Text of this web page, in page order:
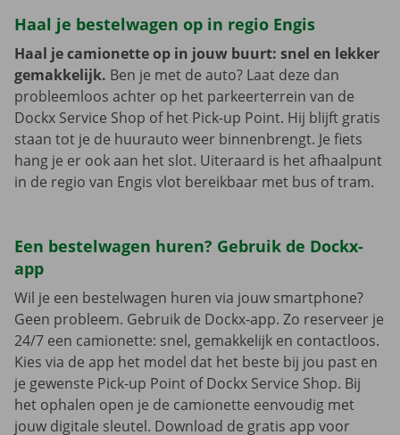
Haal je bestelwagen op in regio Engis
Haal je camionette op in jouw buurt: snel en lekker
gemakkelijk. Ben je met de auto? Laat deze dan
probleemloos achter op het parkeerterrein van de
Dockx Service Shop of het Pick-up Point. Hij blijft gratis
staan tot je de huurauto weer binnenbrengt. Je fiets
hang je er ook aan het slot. Uiteraard is het afhaalpunt
in de regio van Engis vlot bereikbaar met bus of tram.
Een bestelwagen huren? Gebruik de Dockx-
app
Wil je een bestelwagen huren via jouw smartphone?
Geen probleem. Gebruik de Dockx-app. Zo reserveer je
24/7 een camionette: snel, gemakkelijk en contactloos.
Kies via de app het model dat het beste bij jou past en
je gewenste Pick-up Point of Dockx Service Shop. Bij
het ophalen open je de camionette eenvoudig met
jouw digitale sleutel. Download de gratis app voor